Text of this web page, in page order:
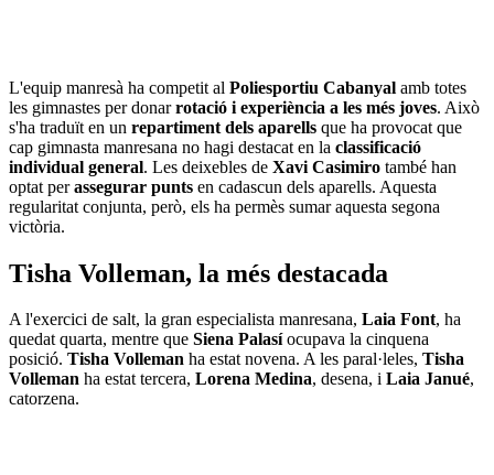
L'equip manresà ha competit al Poliesportiu Cabanyal amb totes
les gimnastes per donarrotació i experiència a les més joves. Això
s'ha traduït en un repartiment dels aparells que ha provocat que
cap gimnasta manresana no hagi destacat en la classificació
individual general. Les deixebles de Xavi Casimiro també han
optat perassegurar punts en cadascun dels aparells. Aquesta
regularitat conjunta, però, els ha permès sumar aquesta segona
victòria.
Tisha Volleman, la més destacada
A l'exercici de salt, la gran especialista manresana, Laia Font, ha
quedat quarta, mentre que Siena Palasíocupava la cinquena
posició. Tisha Volleman ha estat novena. A les paral·leles, Tisha
Volleman ha estat tercera, Lorena Medina, desena, i Laia Janué,
catorzena.